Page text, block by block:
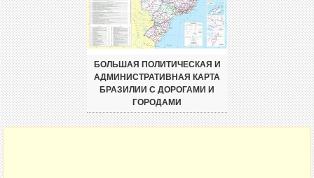
БОЛЬШАЯ ПОЛИТИЧЕСКАЯ И
АДМИНИСТРАТИВНАЯ КАРТА
БРАЗИЛИИ С ДОРОГАМИ И
ГОРОДАМИ